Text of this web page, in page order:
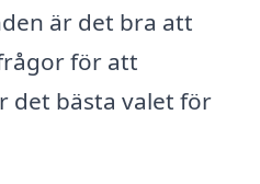
är det bra att
för att
det bästa valet för